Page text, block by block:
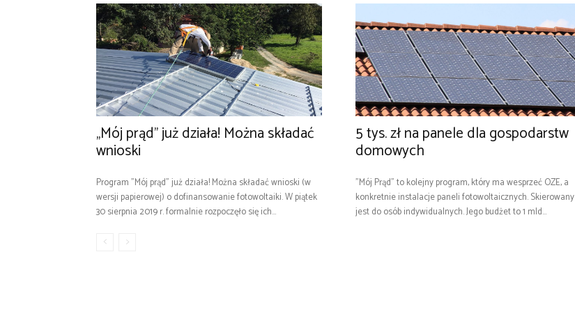
„Mój prąd” już działa! Można składać
wnioski
Program "Mój prąd" już działa! Można składać wnioski (w
wersji papierowej) o dofinansowanie fotowoltaiki. W piątek
30 sierpnia 2019 r. formalnie rozpoczęło się ich...
5 tys. zł na panele dla gospodarstw
domowych
"Mój Prąd" to kolejny program, który ma wesprzeć OZE, a
konkretnie instalacje paneli fotowoltaicznych. Skierowany
jest do osób indywidualnych. Jego budżet to 1 mld...